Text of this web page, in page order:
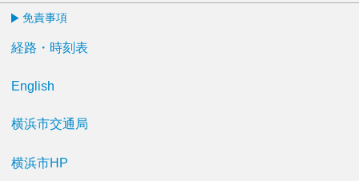
免責事項
経路・時刻表
English
横浜市交通局
横浜市HP